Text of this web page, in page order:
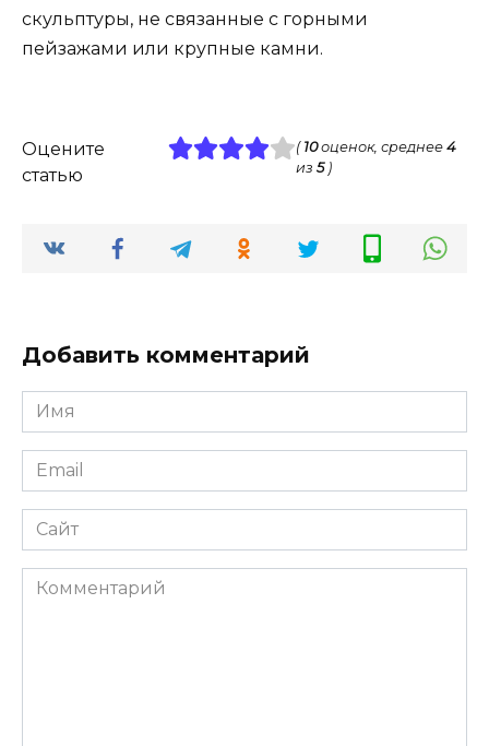
скульптуры, не связанные с горными
пейзажами или крупные камни.
Оцените
статью
( 10оценок, среднее 4
из 5)
Добавить комментарий
Имя
*
Email
*
Сайт
Комментарий